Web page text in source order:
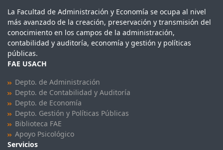
La Facultad de Administración y Economía se ocupa al nivel
más avanzado de la creación, preservación y transmisión del
conocimiento en los campos de la administración,
contabilidad y auditoría, economía y gestión y políticas
públicas.
FAE USACH
Depto. de Administración
Depto. de Contabilidad y Auditoría
Depto. de Economía
Depto. Gestión y Políticas Públicas
Biblioteca FAE
Apoyo Psicológico
Servicios